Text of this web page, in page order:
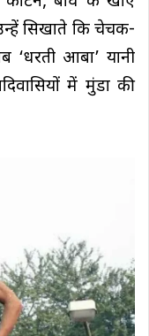
सिखाते कि चेचक-
आबा’ यानी
में मुंडा की